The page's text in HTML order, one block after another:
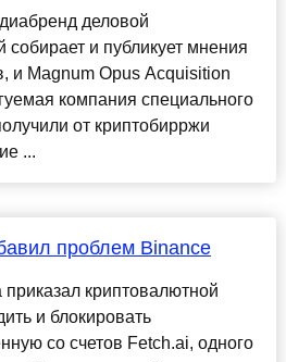
деловой
и публикует мнения
и Magnum Opus Acquisition
компания специального
от криптобирржи
...
проблем Binance
криптовалютной
и блокировать
со счетов Fetch.ai, одного